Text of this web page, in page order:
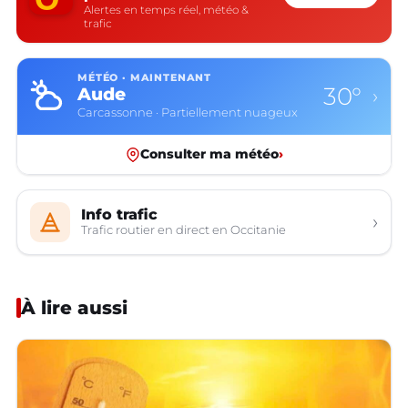
Alertes en temps réel, météo &
trafic
MÉTÉO · MAINTENANT
Aude
Carcassonne · Partiellement nuageux
30° ›
Consulter ma météo›
Info trafic
Trafic routier en direct en Occitanie ›
À lire aussi